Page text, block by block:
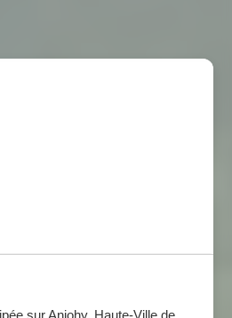
sur Anjohy, Haute-Ville de